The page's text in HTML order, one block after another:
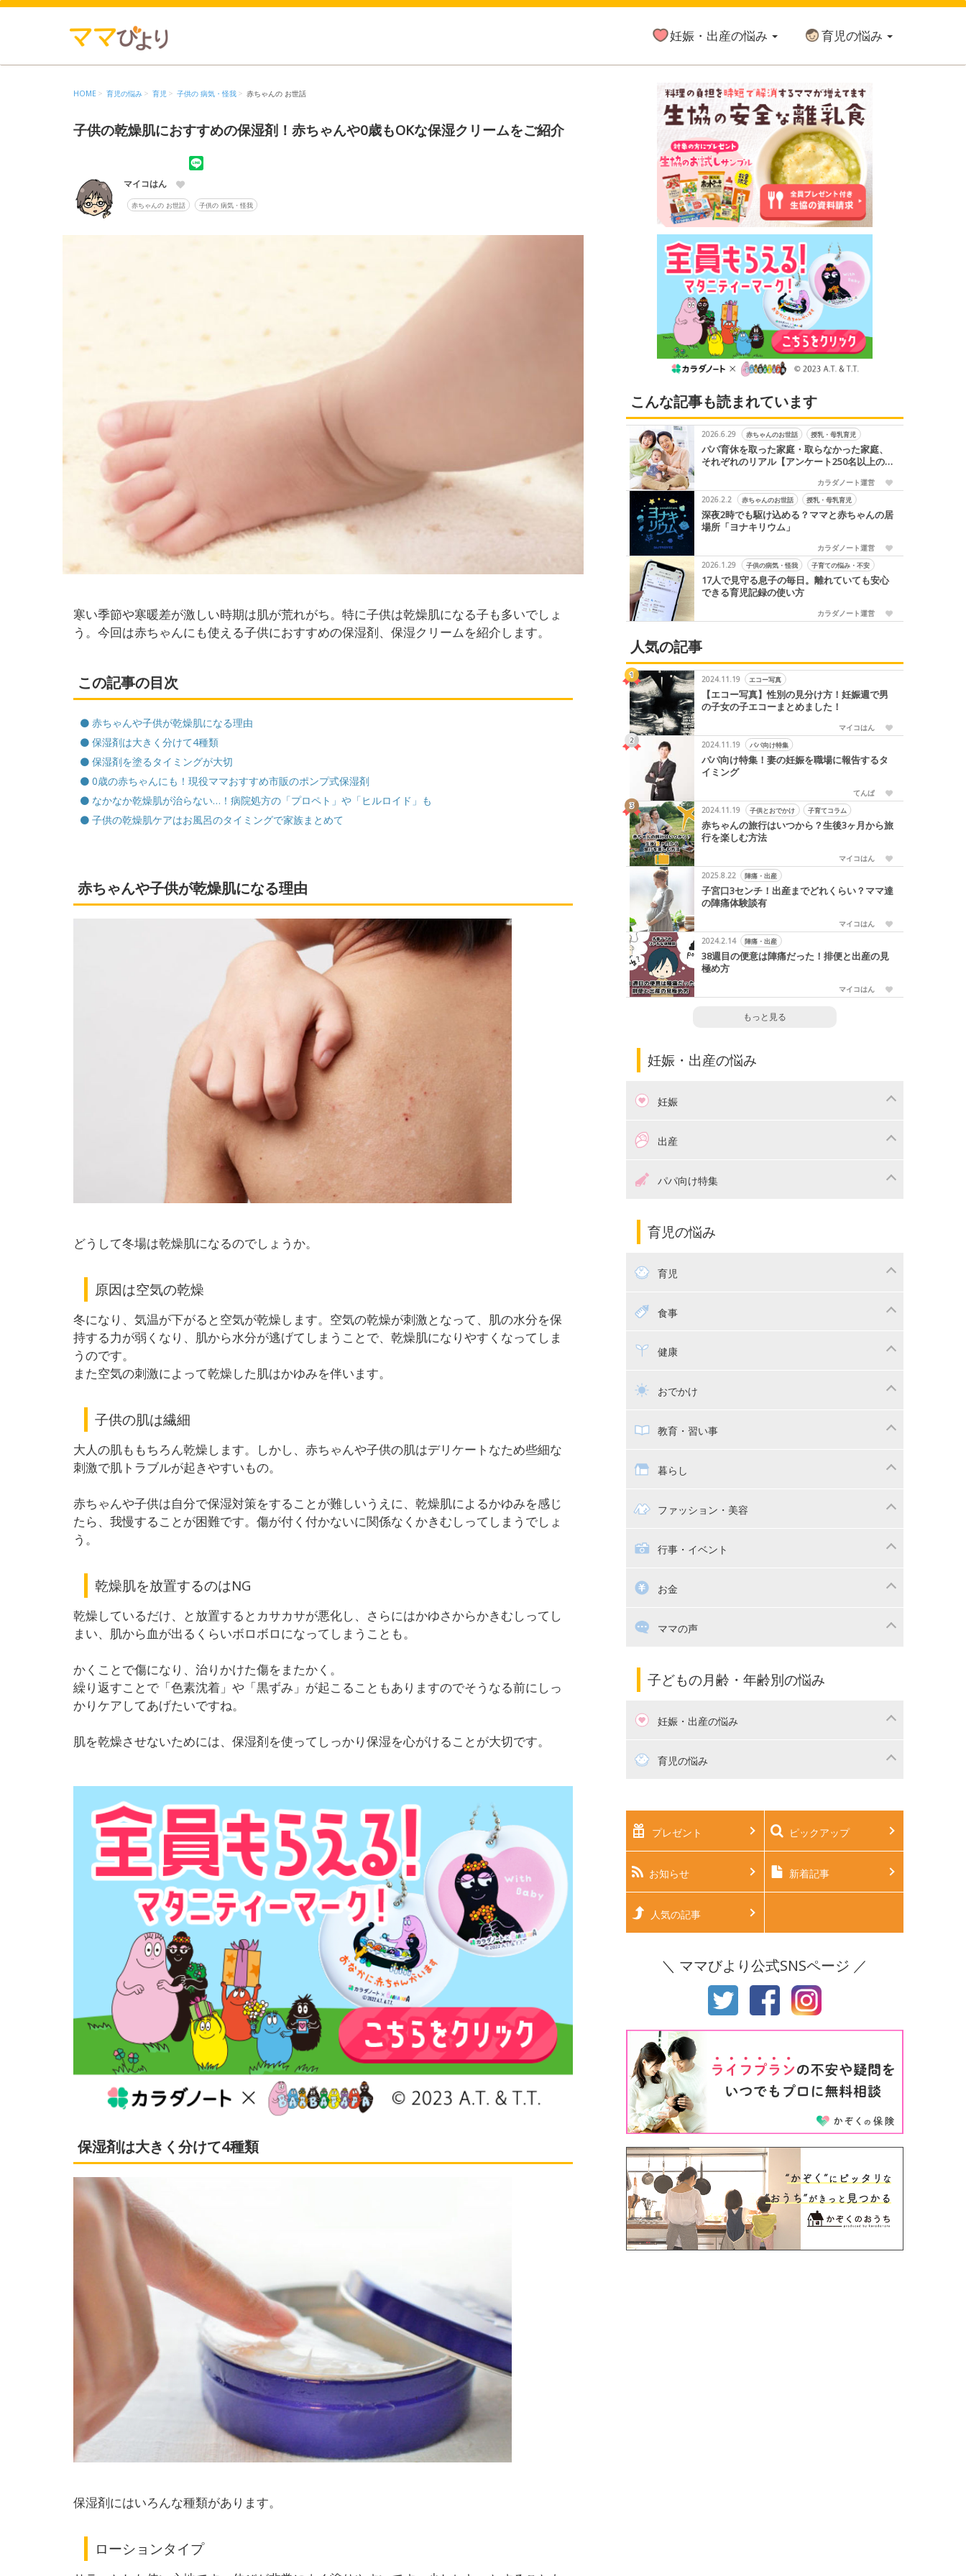
妊娠・出産の悩み 育児の悩み
HOME 育児の悩み 育児 子供の 病気・怪我 赤ちゃんの お世話
子供の乾燥肌におすすめの保湿剤！赤ちゃんや0歳もOKな保湿クリームをご紹介
マイコはん
赤ちゃんの お世話 子供の 病気・怪我
寒い季節や寒暖差が激しい時期は肌が荒れがち。特に子供は乾燥肌になる子も多いでしょ
う。今回は赤ちゃんにも使える子供におすすめの保湿剤、保湿クリームを紹介します。
この記事の目次
赤ちゃんや子供が乾燥肌になる理由
保湿剤は大きく分けて4種類
保湿剤を塗るタイミングが大切
0歳の赤ちゃんにも！現役ママおすすめ市販のポンプ式保湿剤
なかなか乾燥肌が治らない…！病院処方の「プロペト」や「ヒルロイド」も
子供の乾燥肌ケアはお風呂のタイミングで家族まとめて
赤ちゃんや子供が乾燥肌になる理由
どうして冬場は乾燥肌になるのでしょうか。
原因は空気の乾燥
冬になり、気温が下がると空気が乾燥します。空気の乾燥が刺激となって、肌の水分を保
持する力が弱くなり、肌から水分が逃げてしまうことで、乾燥肌になりやすくなってしま
うのです。
また空気の刺激によって乾燥した肌はかゆみを伴います。
子供の肌は繊細
大人の肌ももちろん乾燥します。しかし、赤ちゃんや子供の肌はデリケートなため些細な
刺激で肌トラブルが起きやすいもの。
赤ちゃんや子供は自分で保湿対策をすることが難しいうえに、乾燥肌によるかゆみを感じ
たら、我慢することが困難です。傷が付く付かないに関係なくかきむしってしまうでしょ
う。
乾燥肌を放置するのはNG
乾燥しているだけ、と放置するとカサカサが悪化し、さらにはかゆさからかきむしってし
まい、肌から血が出るくらいボロボロになってしまうことも。
かくことで傷になり、治りかけた傷をまたかく。
繰り返すことで「色素沈着」や「黒ずみ」が起こることもありますのでそうなる前にしっ
かりケアしてあげたいですね。
肌を乾燥させないためには、保湿剤を使ってしっかり保湿を心がけることが大切です。
保湿剤は大きく分けて4種類
保湿剤にはいろんな種類があります。
ローションタイプ
こんな記事も読まれています
2026.6.29 赤ちゃんのお世話 授乳・母乳育児
パパ育休を取った家庭・取らなかった家庭、
それぞれのリアル【アンケート250名以上の
カラダノート運営
2026.2.2
赤ちゃんのお世話 授乳・母乳育児
深夜2時でも駆け込める？ママと赤ちゃんの居
場所「ヨナキリウム」
カラダノート運営
2026.1.29
子供の病気・怪我 子育ての悩み・不安
17人で見守る息子の毎日。離れていても安心
できる育児記録の使い方
カラダノート運営
人気の記事
2024.11.19 エコー写真
【エコー写真】性別の見分け方！妊娠週で男
の子女の子エコーまとめました！
マイコはん
2024.11.19
パパ向け特集
パパ向け特集！妻の妊娠を職場に報告するタ
イミング
てんぱ
2024.11.19
子供とおでかけ 子育てコラム
赤ちゃんの旅行はいつから？生後3ヶ月から旅
行を楽しむ方法
マイコはん
2025.8.22
陣痛・出産
子宮口3センチ！出産までどれくらい？ママ達
の陣痛体験談有
マイコはん
2024.2.14
陣痛・出産
38週目の便意は陣痛だった！排便と出産の見
極め方
マイコはん
もっと見る
妊娠・出産の悩み
妊娠
つわり
妊娠中の食事
出産
出産準備パパ向け特集
パパ向け特集
育児の悩み
育児
赤ちゃんのお世話
寝かしつけ
トイトレ
食事
離乳食健康
乳幼児健診・予防接種
おでかけ
子供とおでかけ
抱っこ紐
教育・習い事
教育・習い事
幼稚園
絵本
暮らし
ママの日常
家族関係・夫婦関係
掃除
ファッション・美容
子供の服・ファッション
行事・イベント
漫画
出産祝い・内祝い
お金
住宅購入ママの声
子育てコラム
子どもの月齢・年齢別の悩み
妊娠・出産の悩み
妊活 育児の悩み
生後2ヶ月 生後3ヶ月
生後4ヶ月 生後5ヶ月
生後6ヶ月
生後11ヶ月
3才 4才
5才 6才
プレゼント ピックアップ
お知らせ 新着記事
人気の記事
＼ ママびより公式SNSページ ／